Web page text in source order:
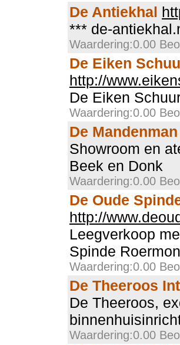
De Antiekhal
*** de-
Waardering:0.00
De Eiken
http://
De Eiken
Waardering:0.00
De
Showroom en
Beek en Donk
Waardering:0.00
De Oude
http://
Leegverkoop
Spinde
Waardering:0.00
De Theeroos
De Theeroos,
Waardering:0.00